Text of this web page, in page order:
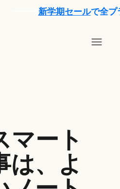
新学期セールで全プラ
マート
は、よ